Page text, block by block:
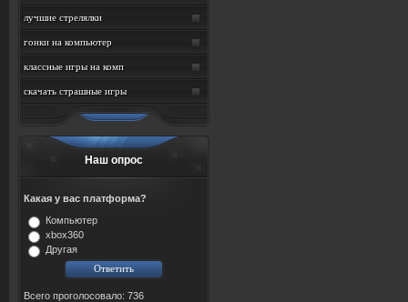
лучшие стрелялки
гонки на компьютер
классные игры на комп
скачать страшные игры
Наш опрос
Какая у вас платформа?
Компьютер
xbox360
Другая
Всего проголосовало: 736